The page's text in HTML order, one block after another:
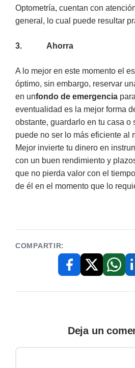
Optometría, cuentan con
general, lo cual puede resultar
3. Ahorra
A lo mejor en este momento el
óptimo, sin embargo, reservar
en unfondo de emergencia
eventualidad es la mejor forma
obstante, guardarlo en tu casa o
puede no ser lo más eficiente al
Mejor invierte tu dinero en
con un buen rendimiento y
que no pierda valor con el
de él en el momento que lo
COMPARTIR:
FacebookX / Twitter
Deja un